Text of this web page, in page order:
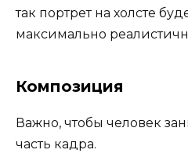
так портрет на холсте
максимально
Композиция
Важно, чтобы человек
часть кадра.